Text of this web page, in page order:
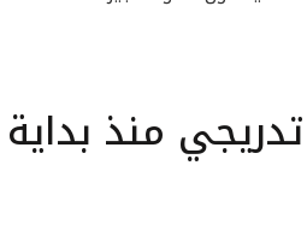
منذ بداية